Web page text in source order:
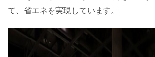
て、省エネを実現しています。